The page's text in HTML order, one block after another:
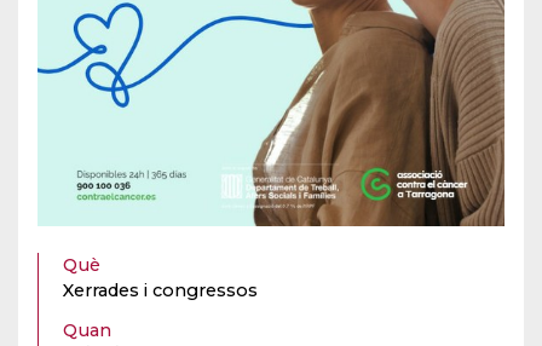
Què
Xerrades i congressos
Quan